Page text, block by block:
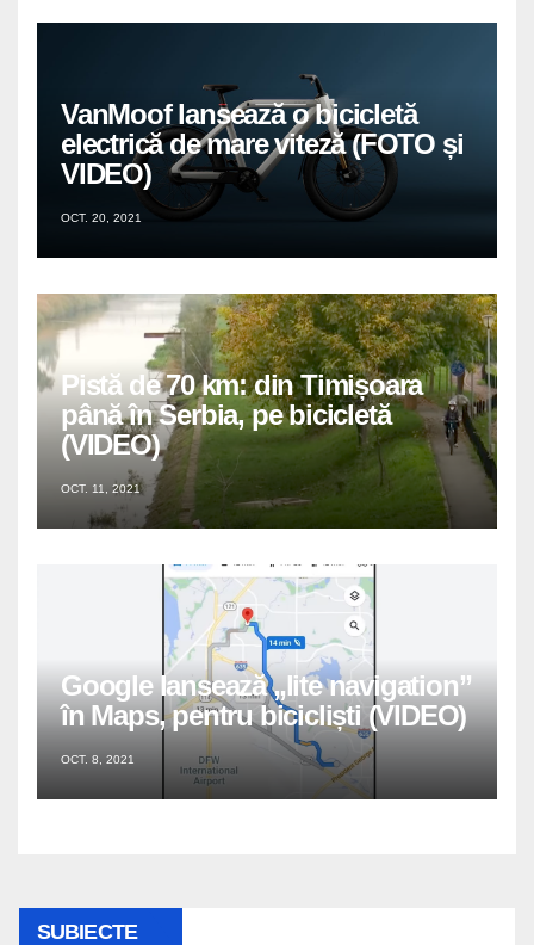
VanMoof lansează o bicicletă
electrică de mare viteză (FOTO și
VIDEO)
OCT. 20, 2021
Pistă de 70 km: din Timișoara
până în Serbia, pe bicicletă
(VIDEO)
OCT. 11, 2021
Google lansează „lite navigation”
în Maps, pentru bicicliști (VIDEO)
OCT. 8, 2021
SUBIECTE